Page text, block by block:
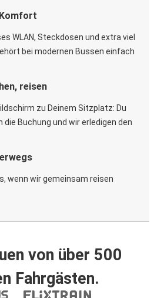
WLAN, Steckdosen und extra viel
bei modernen Bussen einfach
reisen
zu Deinem Sitzplatz: Du
die Buchung und wir erledigen den
wenn wir gemeinsam reisen
von über 500
Fahrgästen.